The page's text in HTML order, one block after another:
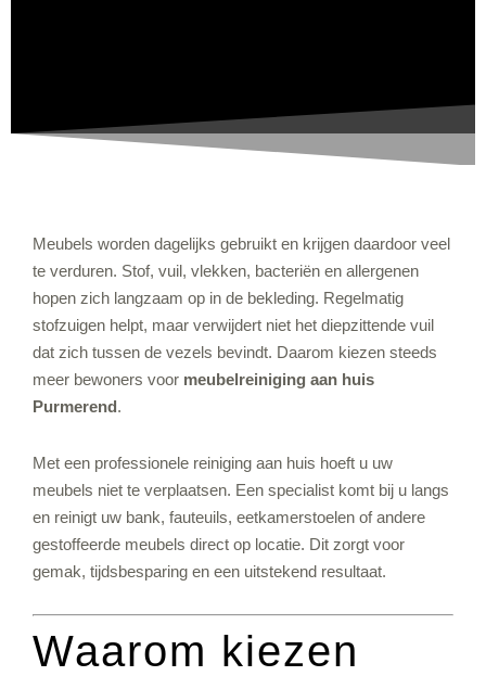
Meubels worden dagelijks gebruikt en krijgen daardoor veel
te verduren. Stof, vuil, vlekken, bacteriën en allergenen
hopen zich langzaam op in de bekleding. Regelmatig
stofzuigen helpt, maar verwijdert niet het diepzittende vuil
dat zich tussen de vezels bevindt. Daarom kiezen steeds
meer bewoners voor meubelreiniging aan huis
Purmerend.
Met een professionele reiniging aan huis hoeft u uw
meubels niet te verplaatsen. Een specialist komt bij u langs
en reinigt uw bank, fauteuils, eetkamerstoelen of andere
gestoffeerde meubels direct op locatie. Dit zorgt voor
gemak, tijdsbesparing en een uitstekend resultaat.
Waarom kiezen